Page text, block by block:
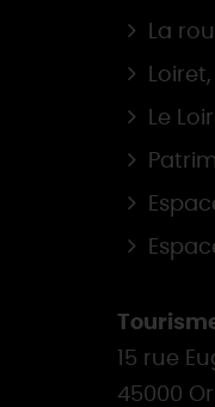
La
Le
15 rue
45000